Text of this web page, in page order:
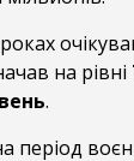
на рівні
.
період